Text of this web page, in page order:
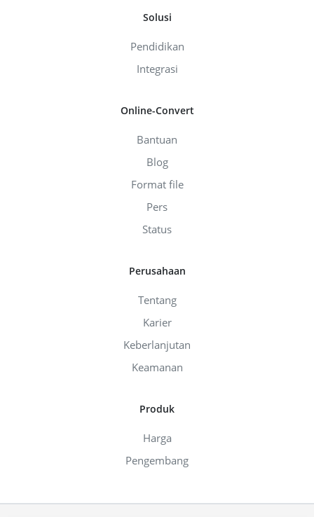
Solusi
Pendidikan
Integrasi
Online-Convert
Bantuan
Blog
Format file
Pers
Status
Perusahaan
Tentang
Karier
Keberlanjutan
Keamanan
Produk
Harga
Pengembang